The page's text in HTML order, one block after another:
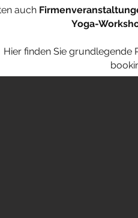
auch
Yoga-
Hier finden Sie grundlegende